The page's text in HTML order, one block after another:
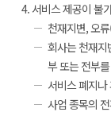
서비스 제공이 불
천재지변, 오
회사는 천재지
부 또는 전부
서비스 폐지
사업 종목의